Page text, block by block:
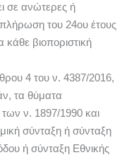
σε ανώτερες ή
του 24ου έτους
κάθε βιοποριστική
4 του ν. 4387/2016,
τα θύματα
ν. 1897/1990 και
σύνταξη ή σύνταξη
ή σύνταξη Εθνικής